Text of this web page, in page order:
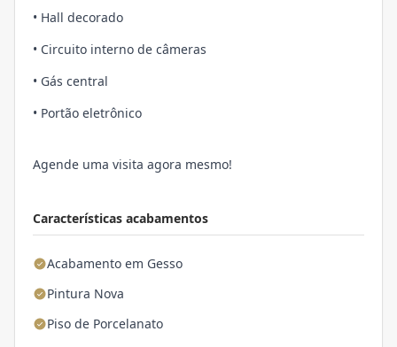
Características acabamentos
Acabamento em Gesso
Pintura Nova
Piso de Porcelanato
• Hall decorado
• Circuito interno de câmeras
• Gás central
• Portão eletrônico
Agende uma visita agora mesmo!